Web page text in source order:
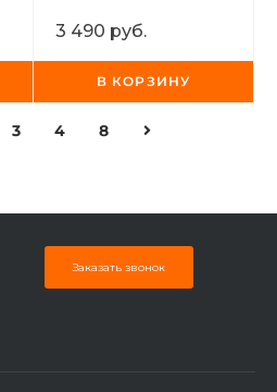
3 490 руб.
В КОРЗИНУ
3 4 8
Заказать звонок